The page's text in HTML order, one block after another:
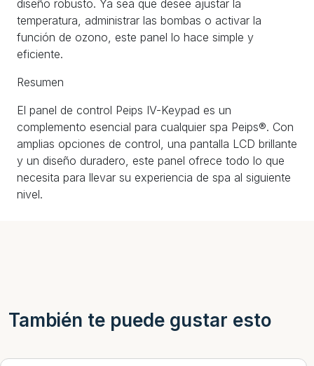
diseño robusto. Ya sea que desee ajustar la
temperatura, administrar las bombas o activar la
función de ozono, este panel lo hace simple y
eficiente.
Resumen
El panel de control Peips IV-Keypad es un
complemento esencial para cualquier spa Peips®. Con
amplias opciones de control, una pantalla LCD brillante
y un diseño duradero, este panel ofrece todo lo que
necesita para llevar su experiencia de spa al siguiente
nivel.
También te puede gustar esto